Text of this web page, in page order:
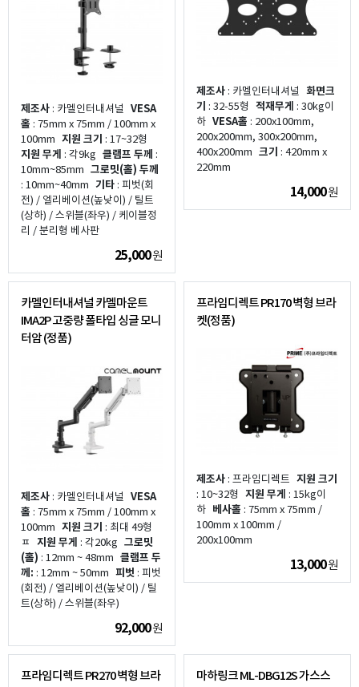
제조사 : 카멜인터내셔널 VESA
홀 : 75mm x 75mm / 100mm x
100mm 지원 크기 : 17~32형
지원 무게 : 각9kg 클램프 두께 :
10mm~85mm 그로밋(홀) 두께
: 10mm~40mm 기타 : 피벗(회
전) / 엘리베이션(높낮이) / 틸트
(상하) / 스위블(좌우) / 케이블정
리 / 분리형 베사판
25,000원
제조사 : 카멜인터내셔널 화면크
기 : 32-55형 적재무게 : 30kg이
하 VESA홀 : 200x100mm,
200x200mm, 300x200mm,
400x200mm 크기 : 420mm x
220mm
14,000원
카멜인터내셔널 카멜마운트
IMA2P 고중량 폴타입 싱글 모니
터암 (정품)
제조사 : 카멜인터내셔널 VESA
홀 : 75mm x 75mm / 100mm x
100mm 지원 크기 : 최대 49형
ㅍ 지원 무게 : 각20kg 그로밋
(홀) : 12mm ~ 48mm 클램프 두
께: : 12mm ~ 50mm 피벗 : 피벗
(회전) / 엘리베이션(높낮이) / 틸
트(상하) / 스위블(좌우)
92,000원
프라임디렉트 PR170 벽형 브라
켓(정품)
제조사 : 프라임디렉트 지원 크기
: 10~32형 지원 무게 : 15kg이
하 베사홀 : 75mm x 75mm /
100mm x 100mm /
200x100mm
13,000원
프라임디렉트 PR270 벽형 브라
마하링크 ML-DBG12S 가스스